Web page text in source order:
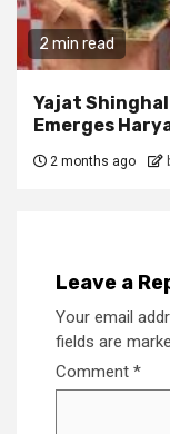
2 min read
Yajat
Emerges
2 months ago
Leave a
Your email
fields are
Comment *